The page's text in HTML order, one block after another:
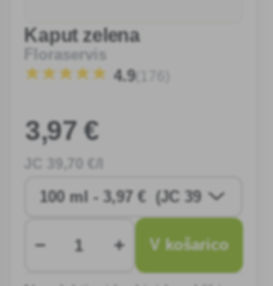
Kaput zelena
Floraservis
4.9(176)
3,97 €
,70 €/l
− + V košarico